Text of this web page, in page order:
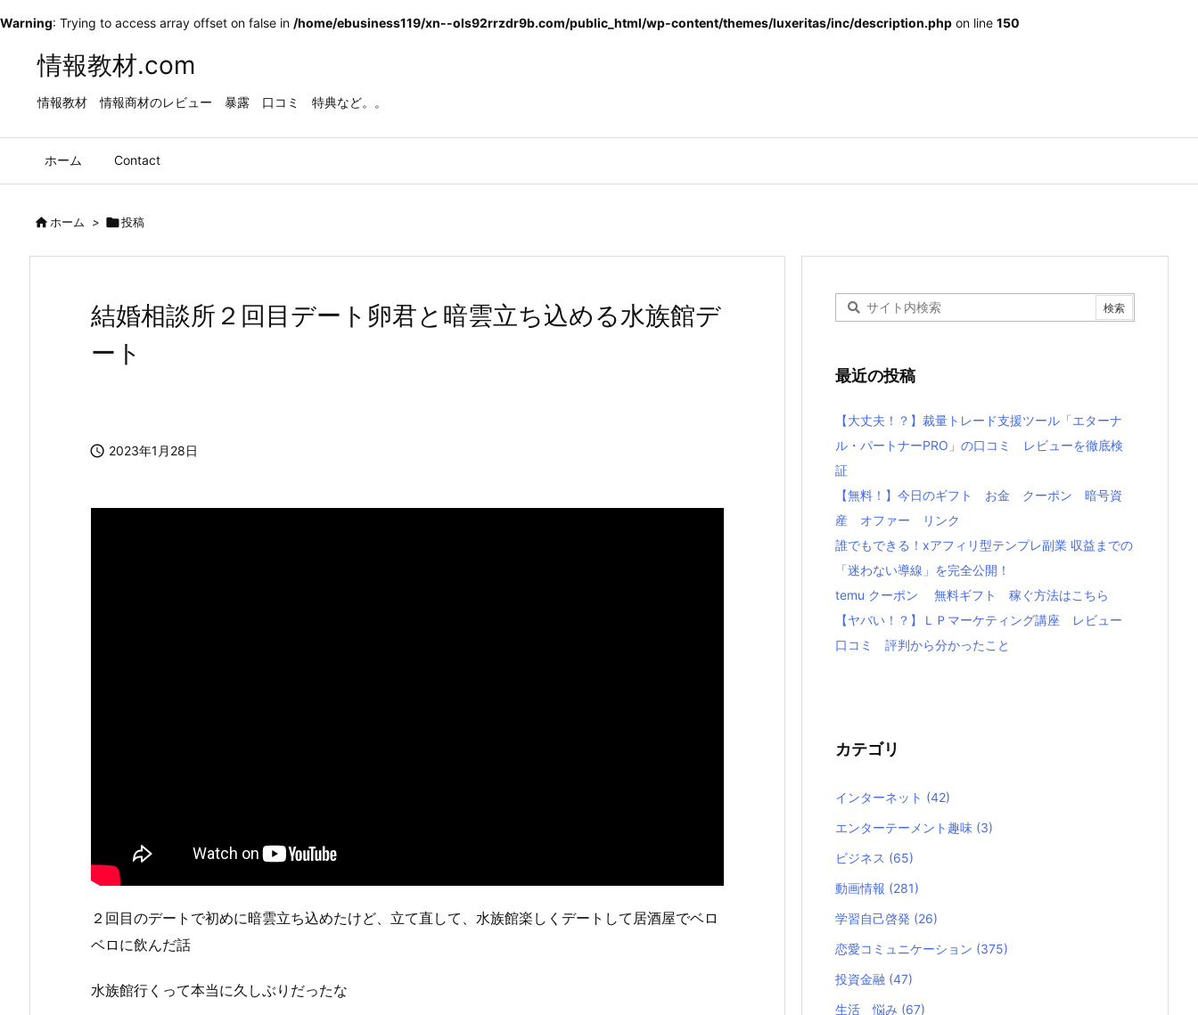
Warning: Trying to access array offset on false in /home/ebusiness119/xn--ols92rrzdr9b.com/public_html/wp-content/themes/luxeritas/inc/description.php on line 150
情報教材.com
情報教材 情報商材のレビュー 暴露 口コミ 特典など。。
ホーム Contact
ホーム > 投稿
結婚相談所２回目デート卵君と暗雲立ち込める水族館デ
ート
 2023年1月28日
２回目のデートで初めに暗雲立ち込めたけど、立て直して、水族館楽しくデートして居酒屋でベロ
ベロに飲んだ話
水族館行くって本当に久しぶりだったな
最近の投稿
【大丈夫！？】裁量トレード支援ツール「エターナ
ル・パートナーPRO」の口コミ レビューを徹底検
証
【無料！】今日のギフト お金 クーポン 暗号資
産 オファー リンク
誰でもできる！xアフィリ型テンプレ副業 収益までの
「迷わない導線」を完全公開！
temu クーポン 無料ギフト 稼ぐ方法はこちら
【ヤバい！？】ＬＰマーケティング講座 レビュー
口コミ 評判から分かったこと
カテゴリ
インターネット (42)
エンターテーメント趣味 (3)
ビジネス (65)
動画情報 (281)
学習自己啓発 (26)
恋愛コミュニケーション (375)
投資金融 (47)
生活 悩み (67)